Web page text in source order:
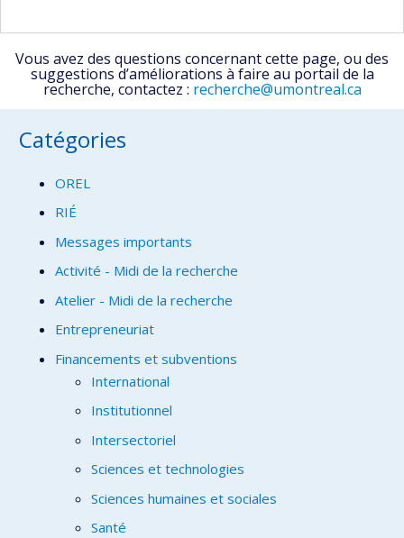
Vous avez des questions concernant cette page, ou des
suggestions d’améliorations à faire au portail de la
recherche, contactez : recherche@umontreal.ca
Catégories
OREL
RIÉ
Messages importants
Activité - Midi de la recherche
Atelier - Midi de la recherche
Entrepreneuriat
Financements et subventions
International
Institutionnel
Intersectoriel
Sciences et technologies
Sciences humaines et sociales
Santé